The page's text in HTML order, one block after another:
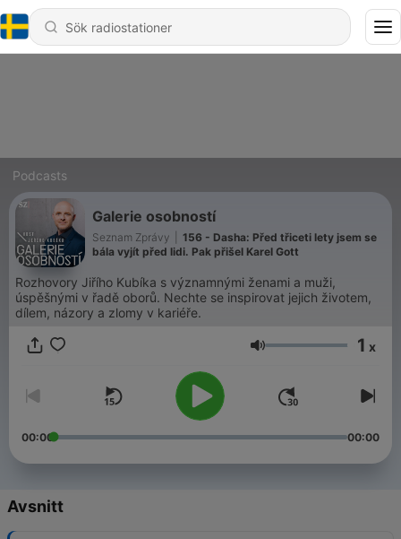
Podcasts
Galerie osobností
Seznam Zprávy
156 - Dasha: Před třiceti lety jsem se
bála vyjít před lidi. Pak přišel Karel Gott
Rozhovory Jiřího Kubíka s významnými ženami a muži,
úspěšnými v řadě oborů. Nechte se inspirovat jejich životem,
dílem, názory a zlomy v kariéře.
Volym 1 x
00:00 00:00
Avsnitt